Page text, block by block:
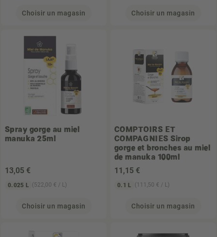
Choisir un magasin Choisir un magasin
Spray gorge au miel
manuka 25ml
13,05 €
0.025 L (522,00 € / L)
Choisir un magasin
COMPTOIRS ET
COMPAGNIES Sirop
gorge et bronches au miel
de manuka 100ml
11 ,15 €
0.1 L (111,50 € / L)
Choisir un magasin